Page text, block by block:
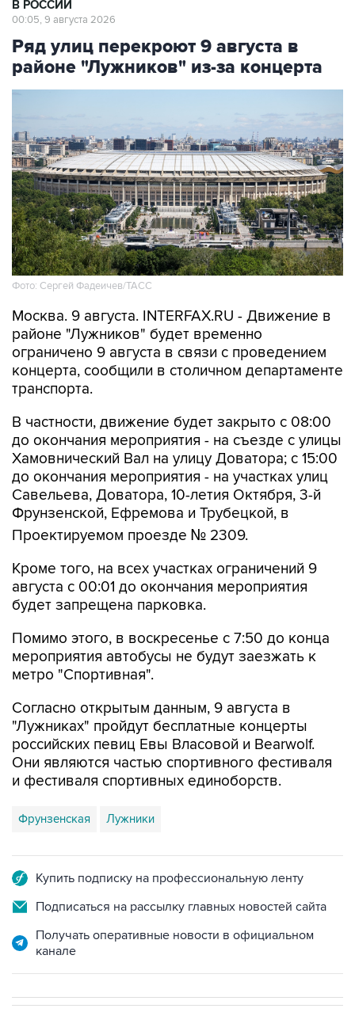
В РОССИИ
00:05, 9 августа 2026
Ряд улиц перекроют 9 августа в
районе "Лужников" из-за концерта
Фото: Сергей Фадеичев/ТАСС
Москва. 9 августа. INTERFAX.RU - Движение в
районе "Лужников" будет временно
ограничено 9 августа в связи с проведением
концерта, сообщили в столичном департаменте
транспорта.
В частности, движение будет закрыто с 08:00
до окончания мероприятия - на съезде с улицы
Хамовнический Вал на улицу Доватора; с 15:00
до окончания мероприятия - на участках улиц
Савельева, Доватора, 10-летия Октября, 3-й
Фрунзенской, Ефремова и Трубецкой, в
Проектируемом проезде № 2309.
Кроме того, на всех участках ограничений 9
августа с 00:01 до окончания мероприятия
будет запрещена парковка.
Помимо этого, в воскресенье с 7:50 до конца
мероприятия автобусы не будут заезжать к
метро "Спортивная".
Согласно открытым данным, 9 августа в
"Лужниках" пройдут бесплатные концерты
российских певиц Евы Власовой и Bearwolf.
Они являются частью спортивного фестиваля
и фестиваля спортивных единоборств.
Фрунзенская Лужники
Купить подписку на профессиональную ленту
Подписаться на рассылку главных новостей сайта
Получать оперативные новости в официальном
канале